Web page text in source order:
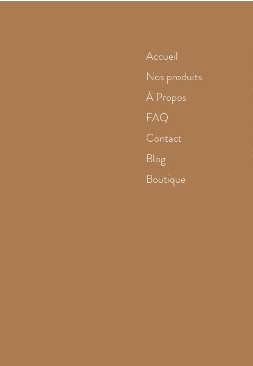
Accueil
Nos produits
À Propos
FAQ
Contact
Blog
Boutique